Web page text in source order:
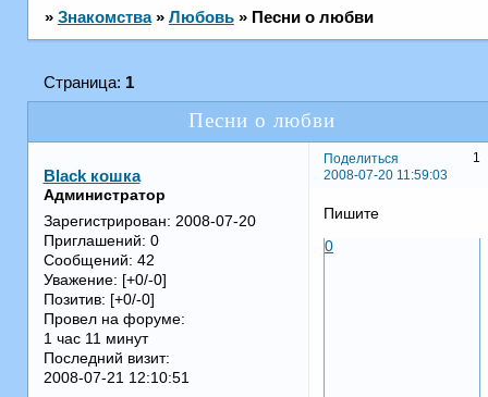
» Знакомства » Любовь » Песни о любви
Песни о любви
Страница: 1
Поделиться
1
2008-07-20 11:59:03
Black кошка
Администратор
Зарегистрирован: 2008-07-20
Приглашений: 0
Сообщений: 42
Уважение: [+0/-0]
Позитив: [+0/-0]
Провел на форуме:
1 час 11 минут
Последний визит:
2008-07-21 12:10:51
Пишите
0